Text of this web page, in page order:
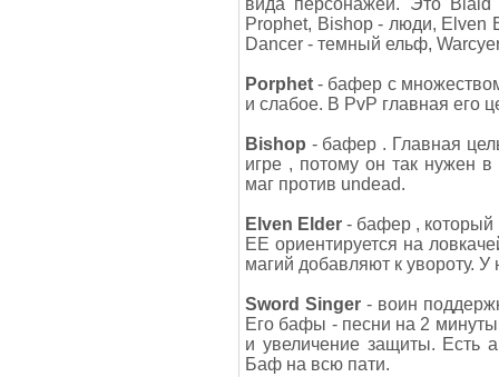
вида персонажей. Это
Prophet, Bishop - люди, Elven
Dancer - темный ельф,
Porphet - бафер с
и слабое. В PvP главная его
Bishop - бафер . Главная
игре , потому он так нужен
маг против undead.
Elven Elder - бафер ,
ЕЕ ориентируется на
магий добавляют к увороту.
Sword Singer - воин
Его бафы - песни на 2
и увеличение защиты. Есть
Баф на всю пати.